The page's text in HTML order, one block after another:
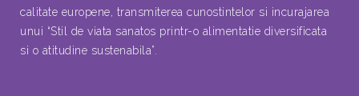
calitate europene, transmiterea cunostintelor si incurajarea
unui “Stil de viata sanatos printr-o alimentatie diversificata
si o atitudine sustenabila”.